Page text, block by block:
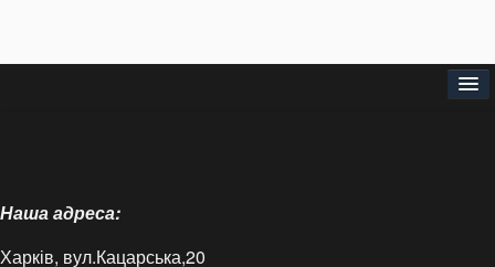
Доставка і оплата
Контакти
Наша адреса:
Харків, вул.Кацарська,20